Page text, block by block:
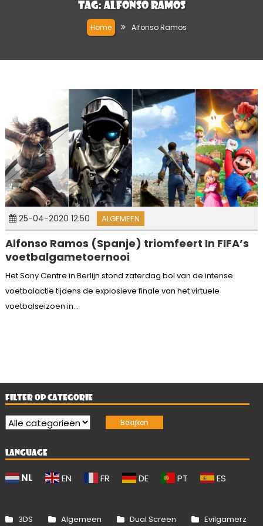
Tag: Alfonso Ramos
Home Alfonso Ramos
25-04-2020 12:50 ALGEMEEN
Alfonso Ramos (Spanje) triomfeert In FIFA’s
voetbalgametoernooi
Het Sony Centre in Berlijn stond zaterdag bol van de intense
voetbalactie tijdens de explosieve finale van het virtuele
voetbalseizoen in...
FILTER OP CATEGORIE
LANGUAGE
NL EN FR DE PT ES
3DS Algemeen Dual Screen Evilgamerz